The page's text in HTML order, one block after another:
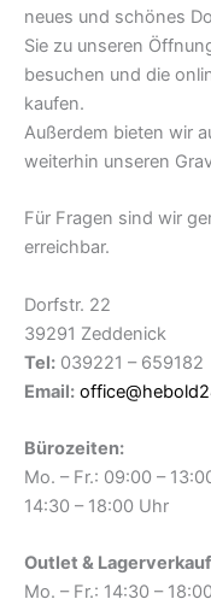
neues und schönes
Sie zu unseren
besuchen und die
kaufen.
Außerdem bieten wir
weiterhin unseren
Für Fragen sind wir
erreichbar.
Dorfstr. 22
39291 Zeddenick
Tel: 039221 – 659182
Email:
Bürozeiten:
Mo. – Fr.: 09:00 –
14:30 – 18:00 Uhr
Outlet & Lagerverkauf
Mo. – Fr.: 14:30 –